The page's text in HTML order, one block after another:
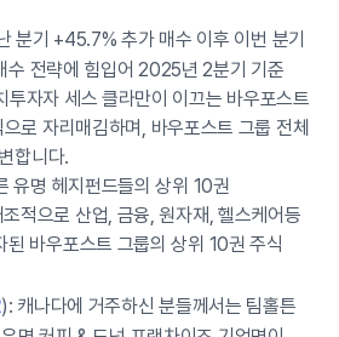
분기 +45.7% 추가 매수 이후 이번 분기
수 전략에 힘입어 2025년 2분기 기준
투자자 세스 클라만이 이끄는 바우포스트
로 자리매김하며, 바우포스트 그룹 전체
합니다.
유명 헤지펀드들의 상위 10권
적으로 산업, 금융, 원자재, 헬스케어등
된 바우포스트 그룹의 상위 10권 주식
): 캐나다에 거주하신 분들께서는 팀홀튼